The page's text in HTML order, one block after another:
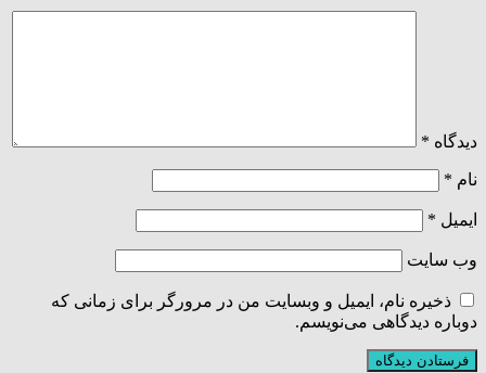
دیدگاه *
نام *
ایمیل *
وب‌ سایت
ذخیره نام، ایمیل و وبسایت من در مرورگر برای زمانی که
دوباره دیدگاهی می‌نویسم.